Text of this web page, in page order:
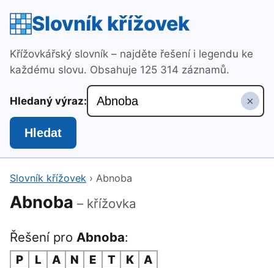
Slovník křížovek
Křížovkářský slovník – najděte řešení i legendu ke
každému slovu. Obsahuje 125 314 záznamů.
Hledaný výraz: ×
Hledat
Slovník křížovek › Abnoba
Abnoba – křížovka
Řešení pro Abnoba:
P L A N E T K A